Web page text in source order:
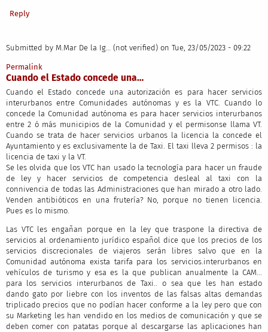
Reply
Submitted by M.Mar De la Ig… (not verified) on Tue, 23/05/2023 - 09:22
Permalink
Cuando el Estado concede una…
Cuando el Estado concede una autorización es para hacer servicios
interurbanos entre Comunidades autónomas y es la VTC. Cuando lo
concede la Comunidad autónoma es para hacer servicios interurbanos
entre 2 ó más municipios de la Comunidad y el permisonse llama VT.
Cuando se trata de hacer servicios urbanos la licencia la concede el
Ayuntamiento y es exclusivamente la de Taxi. El taxi lleva 2 permisos : la
licencia de taxi y la VT.
Se les olvida que los VTC han usado la tecnología para hacer un fraude
de ley y hacer servicios de competencia desleal al taxi con la
connivencia de todas las Administraciones que han mirado a otro lado.
Venden antibióticos en una frutería? No, porque no tienen licencia.
Pues es lo mismo.
Las VTC les engañan porque en la ley que traspone la directiva de
servicios al ordenamiento jurídico español dice que los precios de los
servicios discrecionales de viajeros serán libres salvo que en la
Comunidad autónoma exista tarifa para los servicios.interurbanos en
vehículos de turismo y esa es la que publican anualmente la CAM...
para los servicios interurbanos de Taxi.. o sea que les han estado
dando gato por liebre con los inventos de las falsas altas demandas
triplicado precios que no podían hacer conforme a la ley pero que con
su Marketing les han vendido en los medios de comunicación y que se
deben comer con patatas porque al descargarse las aplicaciones han